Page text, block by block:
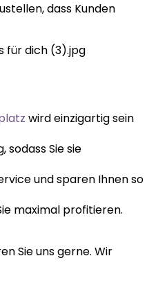
dass Kunden
wird einzigartig sein
sodass Sie sie
und sparen Ihnen so
maximal profitieren.
Sie uns gerne. Wir